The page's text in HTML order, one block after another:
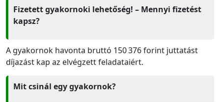
Fizetett gyakornoki lehetőség! – Mennyi fizetést
kapsz?
A gyakornok havonta bruttó 150 376 forint juttatást
díjazást kap az elvégzett feladataiért.
Mit csinál egy gyakornok?